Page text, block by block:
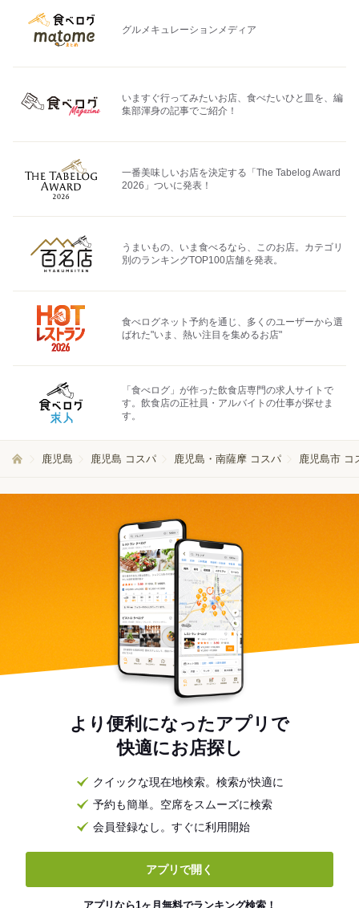
グルメキュレーションメディア
いますぐ行ってみたいお店、食べたいひと皿を、編
集部渾身の記事でご紹介！
一番美味しいお店を決定する「The Tabelog Award
2026」ついに発表！
うまいもの、いま食べるなら、このお店。カテゴリ
別のランキングTOP100店舗を発表。
食べログネット予約を通じ、多くのユーザーから選
ばれた"いま、熱い注目を集めるお店"
「食べログ」が作った飲食店専門の求人サイトで
す。飲食店の正社員・アルバイトの仕事が探せま
す。
鹿児島 鹿児島 コスパ 鹿児島・南薩摩 コスパ 鹿児島市 コ
より便利になったアプリで
快適にお店探し
クイックな現在地検索。検索が快適に
予約も簡単。空席をスムーズに検索
会員登録なし。すぐに利用開始
アプリで開く
アプリなら1ヶ月無料でランキング検索！